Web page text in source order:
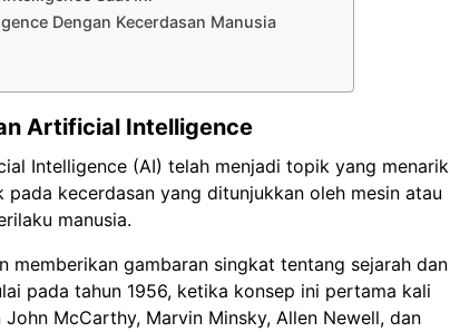
Dengan Kecerdasan Manusia
Artificial Intelligence
Intelligence (AI) telah menjadi topik yang menarik
kecerdasan yang ditunjukkan oleh mesin atau
manusia.
memberikan gambaran singkat tentang sejarah dan
pada tahun 1956, ketika konsep ini pertama kali
McCarthy, Marvin Minsky, Allen Newell, dan